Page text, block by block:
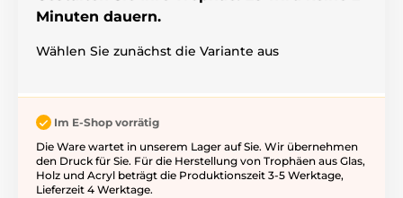
Minuten dauern.
Wählen Sie zunächst die Variante aus
Im E-Shop vorrätig
Die Ware wartet in unserem Lager auf Sie. Wir übernehmen
den Druck für Sie. Für die Herstellung von Trophäen aus Glas,
Holz und Acryl beträgt die Produktionszeit 3-5 ​​Werktage,
Lieferzeit 4 Werktage.